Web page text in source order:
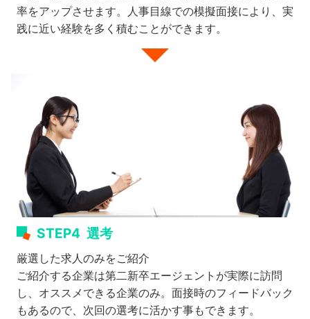
率をアップさせます。人事目線での模擬面接により、実
践に近い経験を多く積むことができます。
STEP4 選考
厳選した求人のみをご紹介
ご紹介する企業は第二新卒エージェントが実際に訪問
し、オススメできる企業のみ。面接時のフィードバック
もあるので、次回の選考に活かす事もできます。